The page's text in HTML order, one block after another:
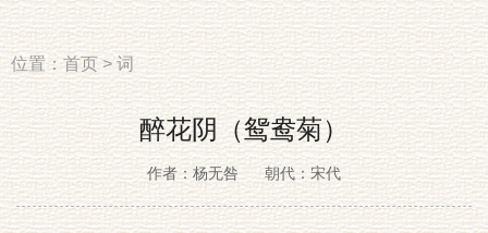
位置：首页>词
醉花阴（鸳鸯菊）
作者：杨无咎 朝代：宋代